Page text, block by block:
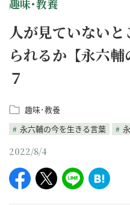
趣味･教養
人が見ていない
られるか【永六輔
７
趣味･教養
永六輔の今を生きる言葉
2022/8/4